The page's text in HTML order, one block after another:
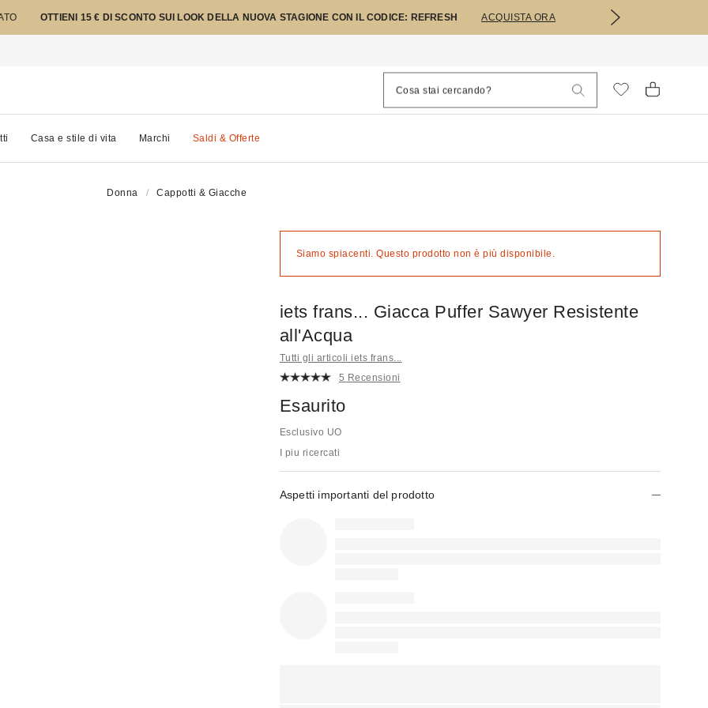
OTTIENI 15 € DI SCONTO SUI LOOK DELLA NUOVA STAGIONE CON IL CODICE: REFRESH ACQUISTA ORA
Casa e stile di vita Marchi Saldi & Offerte
Donna Cappotti & Giacche
Siamo spiacenti. Questo prodotto non è più disponibile.
iets frans... Giacca Puffer Sawyer Resistente
all'Acqua
Tutti gli articoli iets frans...
5 Recensioni
Esaurito
Esclusivo UO
I piu ricercati
Aspetti importanti del prodotto